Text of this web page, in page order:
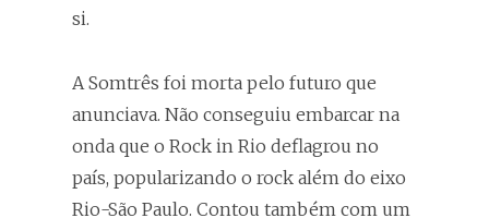
si.
A Somtrês foi morta pelo futuro que
anunciava. Não conseguiu embarcar na
onda que o Rock in Rio deflagrou no
país, popularizando o rock além do eixo
Rio-São Paulo. Contou também com um